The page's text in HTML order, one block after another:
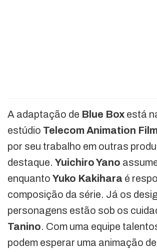
A adaptação de Blue Box está
estúdio Telecom Animation
por seu trabalho em outras
destaque. Yuichiro Yano
enquanto Yuko Kakihara é
composição da série. Já os
personagens estão sob os
Tanino. Com uma equipe
podem esperar uma animação